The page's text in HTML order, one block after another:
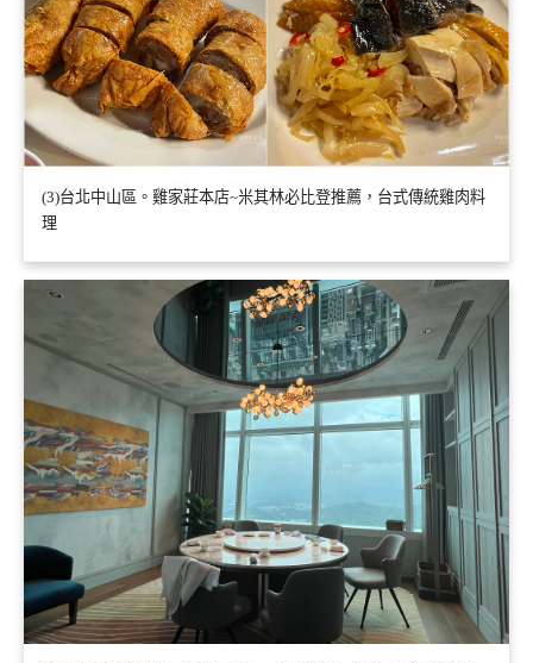
(3)台北中山區。雞家莊本店~米其林必比登推薦，台式傳統雞肉料
理